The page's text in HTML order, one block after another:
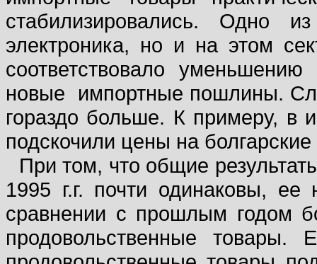
стабилизировались. Одно
электроника, но и на этом
соответствовало
новые
импортные пошлины.
гораздо больше. К примеру, в
подскочили цены на болгарские
При том, что общие
1995 г.г. почти одинаковы,
сравнении с прошлым годом
продовольственные